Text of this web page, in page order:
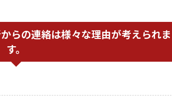
らの連絡は様々な理由が考えられま
す。